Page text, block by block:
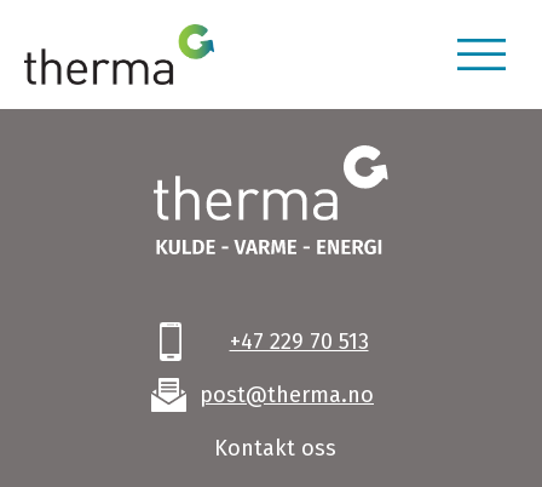
+47 229 70 513
post@therma.no
Kontakt oss